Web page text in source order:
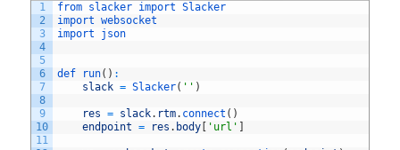
1
2
3
4
5
6
7
8
9
10
11
from slacker import Slacker
import websocket
import json
def run( ) :
slack = Slacker( '' )
res = slack. rtm. connect ( )
endpoint
= res . body 'url'